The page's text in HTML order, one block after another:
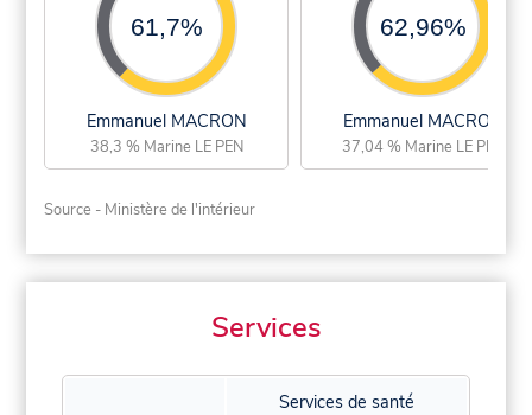
61,7%
Emmanuel MACRON
38,3 % Marine LE PEN
62,96%
Emmanuel MACRON
37,04 % Marine LE PEN
Source - Ministère de l'intérieur
Services
Services de santé